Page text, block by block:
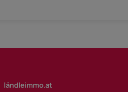
ländleimmo.at